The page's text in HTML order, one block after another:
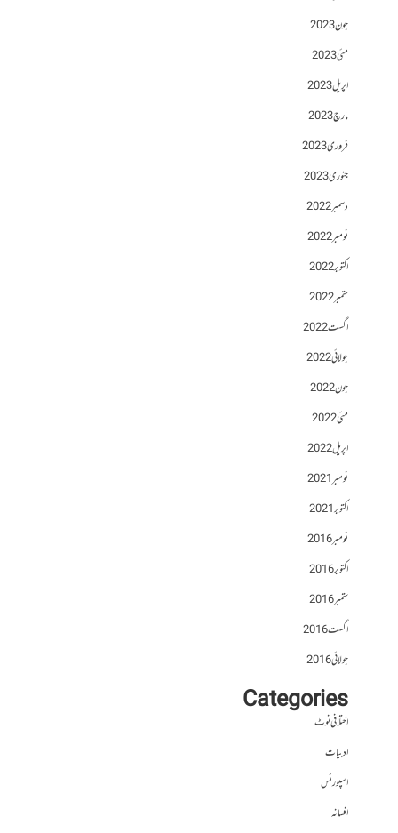
جون 2023
مئی 2023
اپریل 2023
مارچ 2023
فروری 2023
جنوری 2023
دسمبر 2022
نومبر 2022
اکتوبر 2022
ستمبر 2022
اگست 2022
جولائی 2022
جون 2022
مئی 2022
اپریل 2022
نومبر 2021
اکتوبر 2021
نومبر 2016
اکتوبر 2016
ستمبر 2016
اگست 2016
جولائی 2016
Categories
اختلافی نوٹ
ادبیات
اسپورٹس
افسانہ